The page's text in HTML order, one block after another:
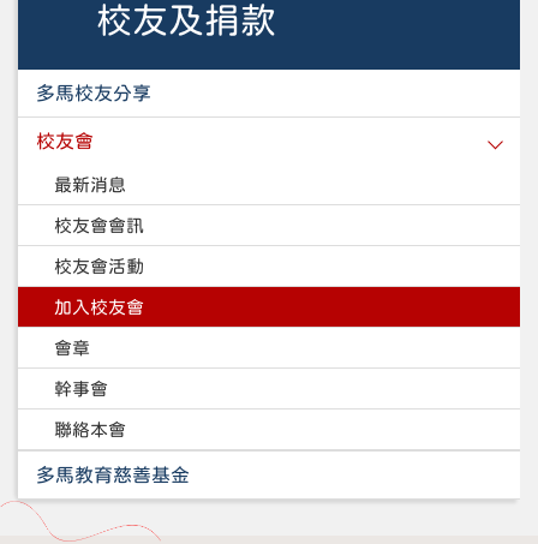
校友及捐款
多馬校友分享
校友會
最新消息
校友會會訊
校友會活動
加入校友會
會章
幹事會
聯絡本會
多馬教育慈善基金